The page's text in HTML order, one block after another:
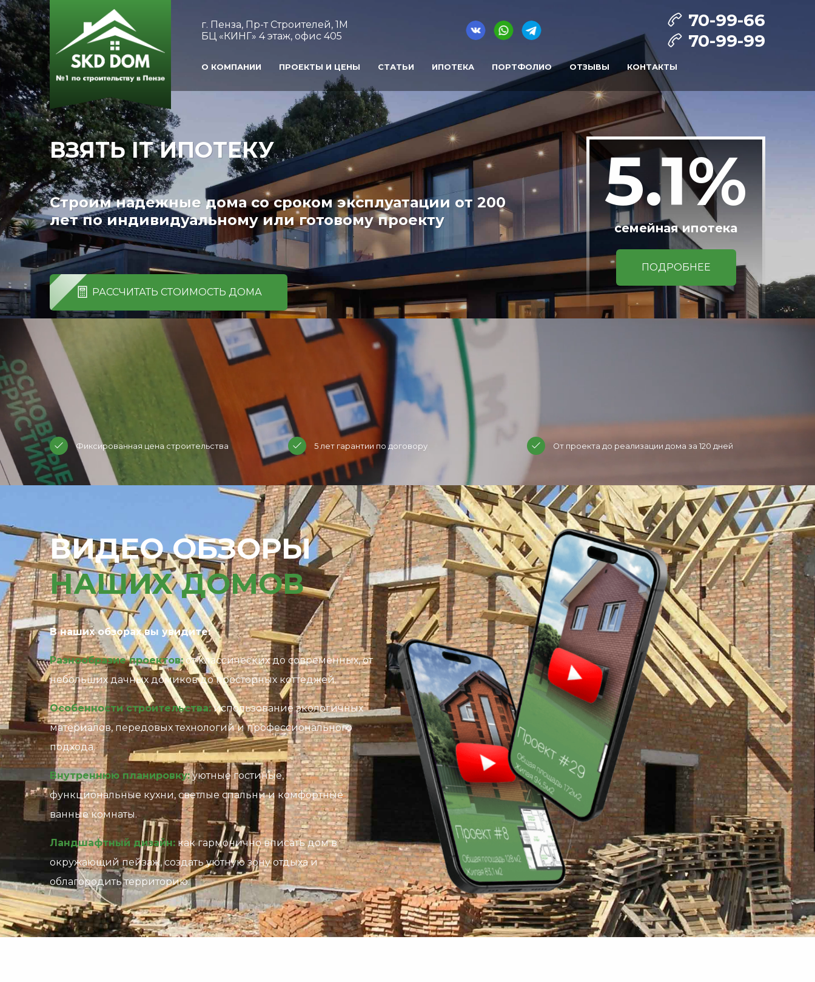
г. Пенза, Пр-т Строителей, 1М
БЦ «КИНГ» 4 этаж, офис 405
70-99-66
70-99-99
О КОМПАНИИ ПРОЕКТЫ И ЦЕНЫ СТАТЬИ ИПОТЕКА ПОРТФОЛИО ОТЗЫВЫ КОНТАКТЫ
ВЗЯТЬ IT ИПОТЕКУ
Строим надежные дома со сроком эксплуатации от 200
лет по индивидуальному или готовому проекту
РАССЧИТАТЬ СТОИМОСТЬ ДОМА
5.1%
семейная ипотека
ПОДРОБНЕЕ
Фиксированная цена строительства 5 лет гарантии по договору От проекта до реализации дома за 120 дней
ВИДЕО ОБЗОРЫ
НАШИХ ДОМОВ
В наших обзорах вы увидите:
Разнообразие проектов:от классических до современных, от
небольших дачных домиков до просторных коттеджей.
Особенности строительства:использование экологичных
материалов, передовых технологий и профессионального
подхода.
Внутреннюю планировку:уютные гостиные,
функциональные кухни, светлые спальни и комфортные
ванные комнаты.
Ландшафтный дизайн: как гармонично вписать дом в
окружающий пейзаж, создать уютную зону отдыха и
облагородить территорию.